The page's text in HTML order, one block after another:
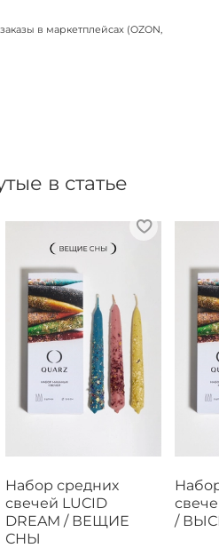
в маркетплейсах (OZON,
в статье
Набор средних
свечей LUCID
DREAM / ВЕЩИЕ
СНЫ
/